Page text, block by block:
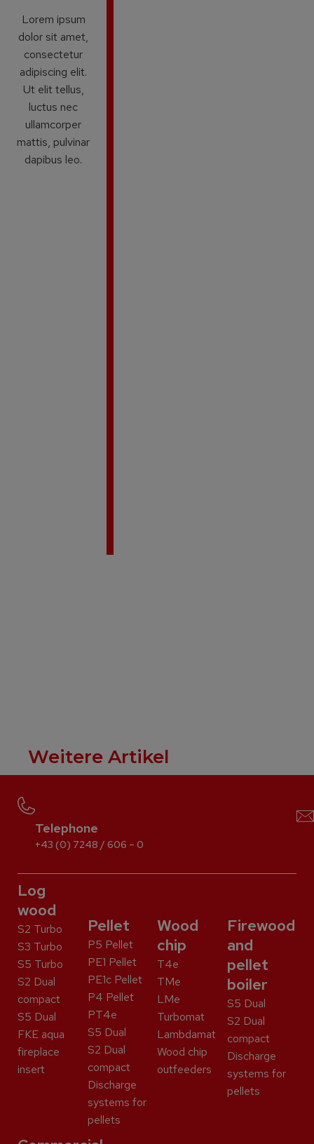
Lorem ipsum
dolor sit amet,
consectetur
adipiscing elit.
Ut elit tellus,
luctus nec
ullamcorper
mattis, pulvinar
dapibus leo.
Weitere Artikel
Telephone
+43 (0) 7248 / 606 – 0
Log
wood
S2 Turbo
S3 Turbo
S5 Turbo
S2 Dual
compact
S5 Dual
FKE aqua
fireplace
insert
Pellet
P5 Pellet
PE1 Pellet
PE1c Pellet
P4 Pellet
PT4e
S5 Dual
S2 Dual
compact
Discharge
systems for
pellets
Wood
chip
T4e
TMe
LMe
Turbomat
Lambdamat
Wood chip
outfeeders
Firewood
and
pellet
boiler
S5 Dual
S2 Dual
compact
Discharge
systems for
pellets